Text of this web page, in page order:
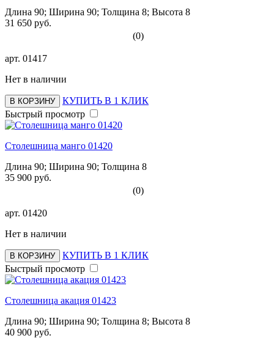
Длина 90; Ширина 90; Толщина 8; Высота 8
31 650 руб.
(0)
арт. 01417
Нет в наличии
В КОРЗИНУ
КУПИТЬ В 1 КЛИК
Быстрый просмотр
Столешница манго 01420
Длина 90; Ширина 90; Толщина 8
35 900 руб.
(0)
арт. 01420
Нет в наличии
В КОРЗИНУ
КУПИТЬ В 1 КЛИК
Быстрый просмотр
Столешница акация 01423
Длина 90; Ширина 90; Толщина 8; Высота 8
40 900 руб.